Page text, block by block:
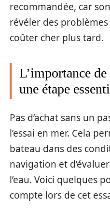
recommandée, car
révéler des
coûter cher plus tard.
L’importance
une étape
Pas d’achat sans un
l’essai en mer. Cela
bateau dans des
navigation et
l’eau. Voici quelques
compte lors de cet